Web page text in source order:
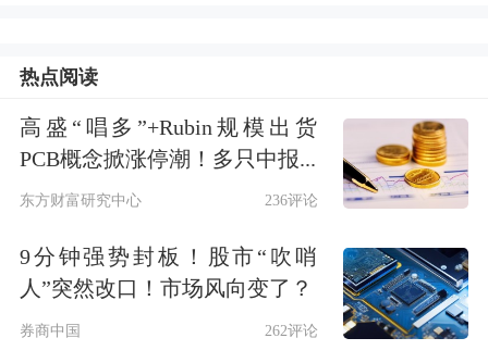
模将达到380亿美元。
下跌方面，零售股集体调整，中百集
团、好想你、银座股份尾盘跌停；AI眼
镜概念股下挫， 国星光电跌停，英唐智
控、显盈科技、 思泰克、激智科技等股
集体跌逾10%。另有免税、
铜缆高速连
接、冰雪产业、 数据中心 等板块跌幅居
热点阅读
高盛“唱多”+Rubin规模出货
PCB概念掀涨停潮！多只中报...
东方财富研究中心 236评论
9分钟强势封板！股市“吹哨
人”突然改口！市场风向变了？
券商中国 262评论